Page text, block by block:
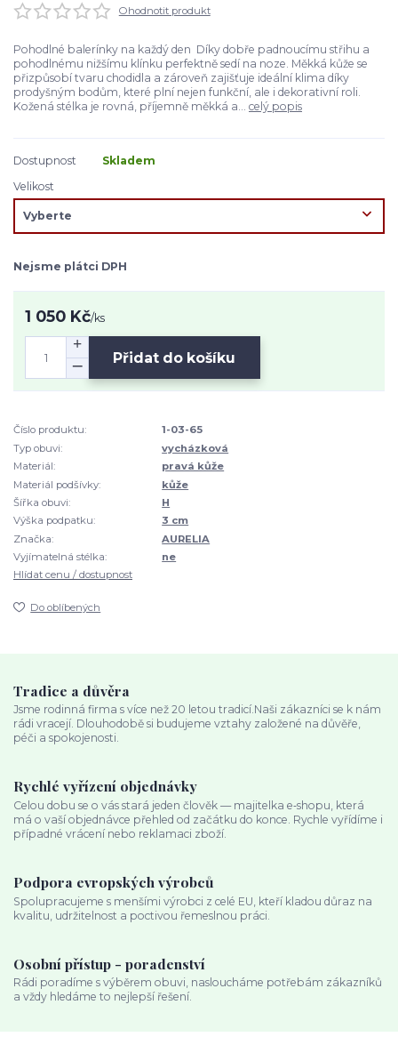
Ohodnotit produkt
Pohodlné balerínky na každý den Díky dobře padnoucímu střihu a
pohodlnému nižšímu klínku perfektně sedí na noze. Měkká kůže se
přizpůsobí tvaru chodidla a zároveň zajišťuje ideální klima díky
prodyšným bodům, které plní nejen funkční, ale i dekorativní roli.
Kožená stélka je rovná, příjemně měkká a... celý popis
Dostupnost
Skladem
Velikost
Nejsme plátci DPH
1 050 Kč/ks
Přidat do košíku
Číslo produktu:
1-03-65
Typ obuvi:
vycházková
Materiál:
pravá kůže
Materiál podšívky:
kůže
Šířka obuvi:
H
Výška podpatku:
3 cm
Značka:
AURELIA
Vyjímatelná stélka:
ne
Hlídat cenu / dostupnost
Do oblíbených
Tradice a důvěra
Jsme rodinná firma s více než 20 letou tradicí.Naši zákazníci se k nám
rádi vracejí. Dlouhodobě si budujeme vztahy založené na důvěře,
péči a spokojenosti.
Rychlé vyřízení objednávky
Celou dobu se o vás stará jeden člověk — majitelka e‑shopu, která
má o vaší objednávce přehled od začátku do konce. Rychle vyřídíme i
případné vrácení nebo reklamaci zboží.
Podpora evropských výrobců
Spolupracujeme s menšími výrobci z celé EU, kteří kladou důraz na
kvalitu, udržitelnost a poctivou řemeslnou práci.
Osobní přístup - poradenství
Rádi poradíme s výběrem obuvi, nasloucháme potřebám zákazníků
a vždy hledáme to nejlepší řešení.